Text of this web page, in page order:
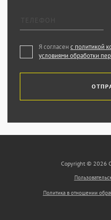
Я согласен с политикой
условиями обработки
Copyright © 2026
Политика в отношении